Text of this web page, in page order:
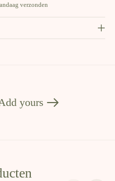
verzonden
yours